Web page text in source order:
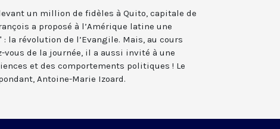
un million de fidèles à Quito, capitale de
a proposé à l’Amérique latine une
la révolution de l’Evangile. Mais, au cours
vous de la journée, il a aussi invité à une
et des comportements politiques ! Le
Antoine-Marie Izoard.